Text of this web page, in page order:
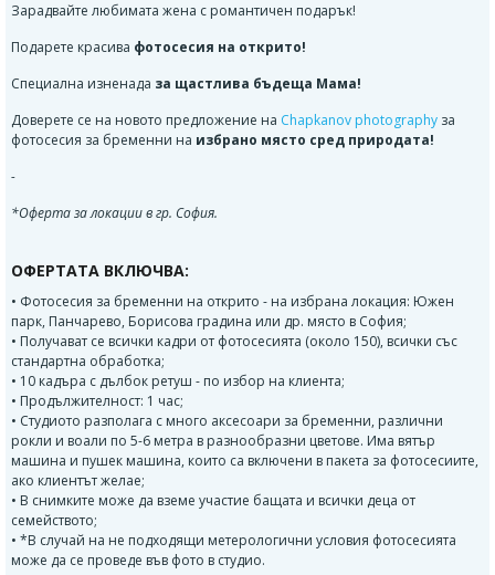
Зарадвайте любимата жена с романтичен подарък!
Подарете красива фотосесия на открито!
Специална изненада за щастлива бъдеща Мама!
Доверете се на новото предложение на Chapkanov photography за
фотосесия за бременни на избрано място сред природата!
-
*Оферта за локации в гр. София.
ОФЕРТАТА ВКЛЮЧВА:
• Фотосесия за бременни на открито - на избрана локация: Южен
парк, Панчарево, Борисова градина или др. място в София;
• Получават се всички кадри от фотосесията (около 150), всички със
стандартна обработка;
• 10 кадъра с дълбок ретуш - по избор на клиента;
• Продължителност: 1 час;
• Студиото разполага с много аксесоари за бременни, различни
рокли и воали по 5-6 метра в разнообразни цветове. Има вятър
машина и пушек машина, които са включени в пакета за фотосесиите,
ако клиентът желае;
• В снимките може да вземе участие бащата и всички деца от
семейството;
• *В случай на не подходящи метерологични условия фотосесията
може да се проведе във фото в студио.